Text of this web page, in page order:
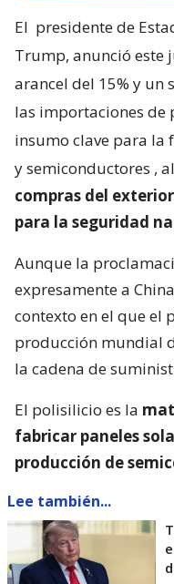
El presidente de
Trump, anunció este
arancel del 15% y un
las importaciones de
insumo clave para la
y semiconductores ,
compras del
para la seguridad
Aunque la
expresamente a
contexto en el que el
producción mundial
la cadena de
El polisilicio es la
fabricar paneles
producción de
Lee también...